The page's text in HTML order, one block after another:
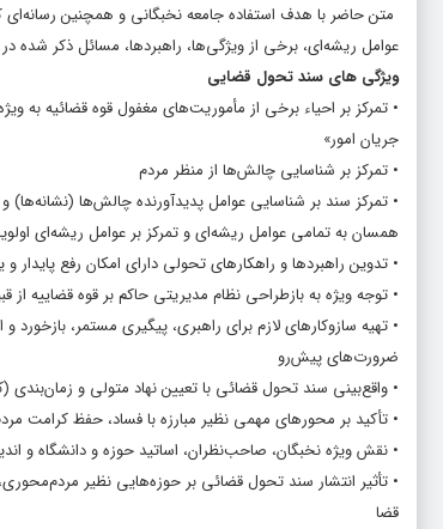
متن حاضر با هدف استفاده جامعه نخبگانی و همچنین
عوامل ریشه‌ای، برخی از ویژگی‌ها، راهبردها، مسائل ذکر
ویژگی های سند تحول قضایی
• تمرکز بر احیاء برخی از مأموریت‌های مغفول قوه قضائیه
جریان امور»
• تمرکز بر شناسایی چالش‌ها از منظر مردم
• تمرکز سند بر شناسایی عوامل پدیدآورنده چالش‌ها
همسان به تمامی عوامل ریشه‌ای و تمرکز بر عوامل ریشه‌ای
• تدوین راهبردها و راهکارهای تحولی دارای امکان رفع پایدار
• توجه ویژه به بازطراحی نظام مدیریتی حاکم بر قوه قضاییه از
• تهیه سازوکارهای لازم برای راهبری، پیگیری مستمر،
ضرورت‌های پیش‌رو
• واقع‌بینی سند تحول قضائی با تعیین نهاد متولی و
• تأکید بر محورهای مهمی نظیر مبارزه با فساد، حفظ کرامت
• نقش ویژه نخبگان، صاحب‌نظران، اساتید حوزه و دانشگاه و
• تأثیر انتشار سند تحول قضائی بر حوزه‌هایی نظیر
قضا